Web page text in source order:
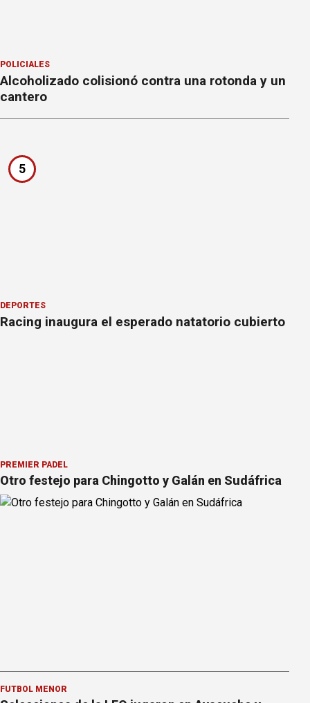
POLICIALES
Alcoholizado colisionó contra una rotonda y un
cantero
5
DEPORTES
Racing inaugura el esperado natatorio cubierto
PREMIER PÁDEL
Otro festejo para Chingotto y Galán en Sudáfrica
FÚTBOL MENOR